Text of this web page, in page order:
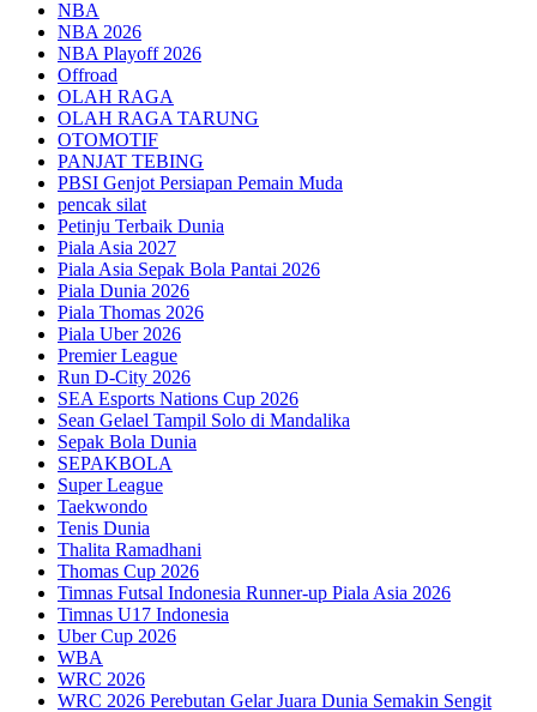
NBA
NBA 2026
NBA Playoff 2026
Offroad
OLAH RAGA
OLAH RAGA TARUNG
OTOMOTIF
PANJAT TEBING
PBSI Genjot Persiapan Pemain Muda
pencak silat
Petinju Terbaik Dunia
Piala Asia 2027
Piala Asia Sepak Bola Pantai 2026
Piala Dunia 2026
Piala Thomas 2026
Piala Uber 2026
Premier League
Run D-City 2026
SEA Esports Nations Cup 2026
Sean Gelael Tampil Solo di Mandalika
Sepak Bola Dunia
SEPAKBOLA
Super League
Taekwondo
Tenis Dunia
Thalita Ramadhani
Thomas Cup 2026
Timnas Futsal Indonesia Runner-up Piala Asia 2026
Timnas U17 Indonesia
Uber Cup 2026
WBA
WRC 2026
WRC 2026 Perebutan Gelar Juara Dunia Semakin Sengit